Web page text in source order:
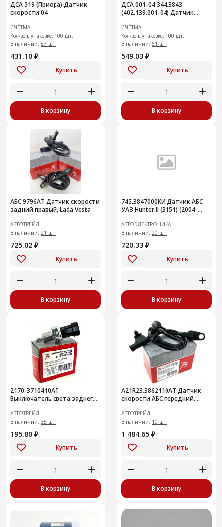
ДСА 519 (Приора) Датчик
скорости 04
СЧЁТМАШ
Кол-во в упаковке: 100 шт.
В наличии: 87 шт.
431.10 ₽
Купить
В корзину
ДСА 001-04 344.3843
(402.139.001-04) Датчик
СЧЁТМАШ
Кол-во в упаковке: 100 шт.
В наличии: 61 шт.
549.03 ₽
Купить
В корзину
АБС 9796АТ Датчик скорости
задний правый, Lada Vesta
АВТОТРЕЙД
В наличии: 21 шт.
725.02 ₽
Купить
В корзину
745.3847000КИ Датчик АБС
УАЗ Hunter II (3151) (2004-
АВТОЭЛЕКТРОНИКА
В наличии: 20 шт.
720.33 ₽
Купить
В корзину
2170-3710410АТ
Выключатель света заднего
1332.3768
АВТОТРЕЙД
В наличии: 35 шт.
195.80 ₽
Купить
В корзину
A21R23.3862110AT Датчик
скорости АБС передний.
правый/левый
АВТОТРЕЙД
В наличии: 10 шт.
1 484.65 ₽
Купить
В корзину